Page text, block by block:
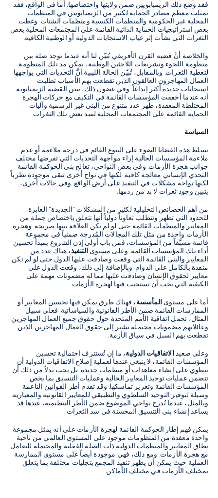
فقد وضع ذلك الزيمبابويين ضمن ولايتها واختصاصها. أما في الواقع، فقد
تمثلت معظم مصادر الحماية لكثير من الزيمبابويين في المنظمات
المحلية غير الحكومية والمنظمات الكنسية ومنظمات الشتات. وغطت
بعض استراتيجيات الحماية الذاتية القائمة على المجتمعات المحلية بعض
الثغرات التي نشأت إثر غياب الاستجابات الدولية أو الوطنية الكافية.
والخلاصة أنَّ قضية القرن الأفريقي تُبيّن لنا أنه عندما توجد صلة بين
منظومة اللجوء وتشريعات اللاجئين الوطنية، يمكن مد تلك المنظومة
لتغطية الثغرات. وبالمقابل، تُبيّن الحالة الليبية أنَّ التحديات التي يواجهها
العمال المهاجرون العالقون الذين تقطعت بهم الأسباب تطلبت
استجابات جديدة أكثر إبداعاً. وفي غضون ذلك، تبين القضية الزيمبابوية
أنه عندما أخفقت المؤسسات القائمة في التكيف مع حركات الهجرة
المختلطة المعقدة، ظهر عدد متنوع من البنى غير الرسمية وآليات
الحماية القائمة على المجتمعات المحلية لسد بعض تلك الثغرات.
السياسة
تسلط هذه القضايا الضوء على التنوع القائم في درجة ملاءمة أو عدم
ملاءمة المؤسسات الحالية إزاء مواجهة التحديات التي تفرضها مختلف
جوانب هجرة الأزمات. وفي بعض النواحي، تعالج بنى الحوكمة القائمة
التحدي الإنساني معالجة كافية. لكنها في نواح أخرى تبقى موجودة نظرياً
لكنها تواجه مشكلات في التنفيذ على أرض الواقع. وفي حالات أخرى،
يتبين وجود ثغرات لا بد من ردمها.
من أهم الخصائص التحليلية لكثير من المشكلات "الجديدة" العابرة
للحدود التي تظهر وتتطلب تعاوناً دولياً أنها تتعلق باختصاص جملة من
المعايير والمنظمات القائمة حتى لو لم تكن العلاقة بينها صريحة. وهجرة
الأزمات واحدة من مثل تلك المجالات المُدرجة ضمنياً في مجموعة
قائمة مسبَّقاً من المؤسسات، فمن باب أولى إذن الشروع بمبدأ تحسين
أداء تلك المؤسسات القائمة. وعلى مستوىالتنفيذ،هناك عدد من
المعايير والبنى القائمة التي وقعت وصادقت عليها الدول حتى لو لم تكن
منفذة بالكامل على الدوام. وبالإضافة إلى ذلك، وقعت الدول على
معايير لحقوق الإنسان وصادقت عليها مما له مضمونات مهمة على
الكيفية التي يجب أن تستجيب فيها لهجرة الأزمات.
أما على مستوىالمأسسة، فهناك طرق يمكن فيها تحسين المعايير أو
الممارسات القائمة ضمن الأطر القانونية والسياساتية. فعلى سبيل
المثال، تحمل اتفاقية الأمم المتحدة حول حقوق جميع العمال المهاجرين
وعائلاتهم مضمونات محتملة تشير إلى حقوق العمال المهاجرين الذين
تقطعت بهم السبل في سياق الأزمة.
وعلى صعيدالاتفاقيات الدولية، ما إن تُستنزف احتمالية تحسين
المؤسسات القائمة، لا ينبغي عندها لعملية إصلاح الاتفاقيات الدولية أن
تنطوي على إنشاء معاهدات أو منظمات جديدة. بل يجب بدلاً من ذلك أن
تتضمن عمليات توحيد المعايير الحالية وعمليات التنسيق بما يخص
المؤسسات القائمة وتعزيز تماسكها. وقد تقدم أطر القوانين الناعمة
وسيلة لتوفير التوحيد السلطوي والتطبيقي للمعايير القانونية والمعيارية.
وبالمثل، عندما تُدرج نواحي الموضوع ضمن الأطر التنظيمية، عندها قد
يساعد إنشاء بنى التنسيق المحسنة في سد الثغرات.
يمكن فهم إطار الحوكمة القائمة لهجرة الأزمات على أنه يمثل مجموعة
واحدة معقدة من المنظومات موجود على المستوى العالمي من ناحية
نطاق المعايير والمنظمات الدولية ذات الصلة الفعلية والمحتملة للتعامل
مع هجرة الأزمات. ومع ذلك، فهي موجودة أيضاً على مستوى الممارسة
العملية حيث يمكن أن يظهر تنفيذ المجمع بتجليات مختلفة بما يتعلق
بمختلف الأزمات في مختلف الأماكن.